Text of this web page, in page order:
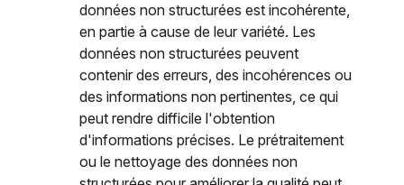
données non structurées est incohérente,
en partie à cause de leur variété. Les
données non structurées peuvent
contenir des erreurs, des incohérences ou
des informations non pertinentes, ce qui
peut rendre difficile l'obtention
d'informations précises. Le prétraitement
ou le nettoyage des données non